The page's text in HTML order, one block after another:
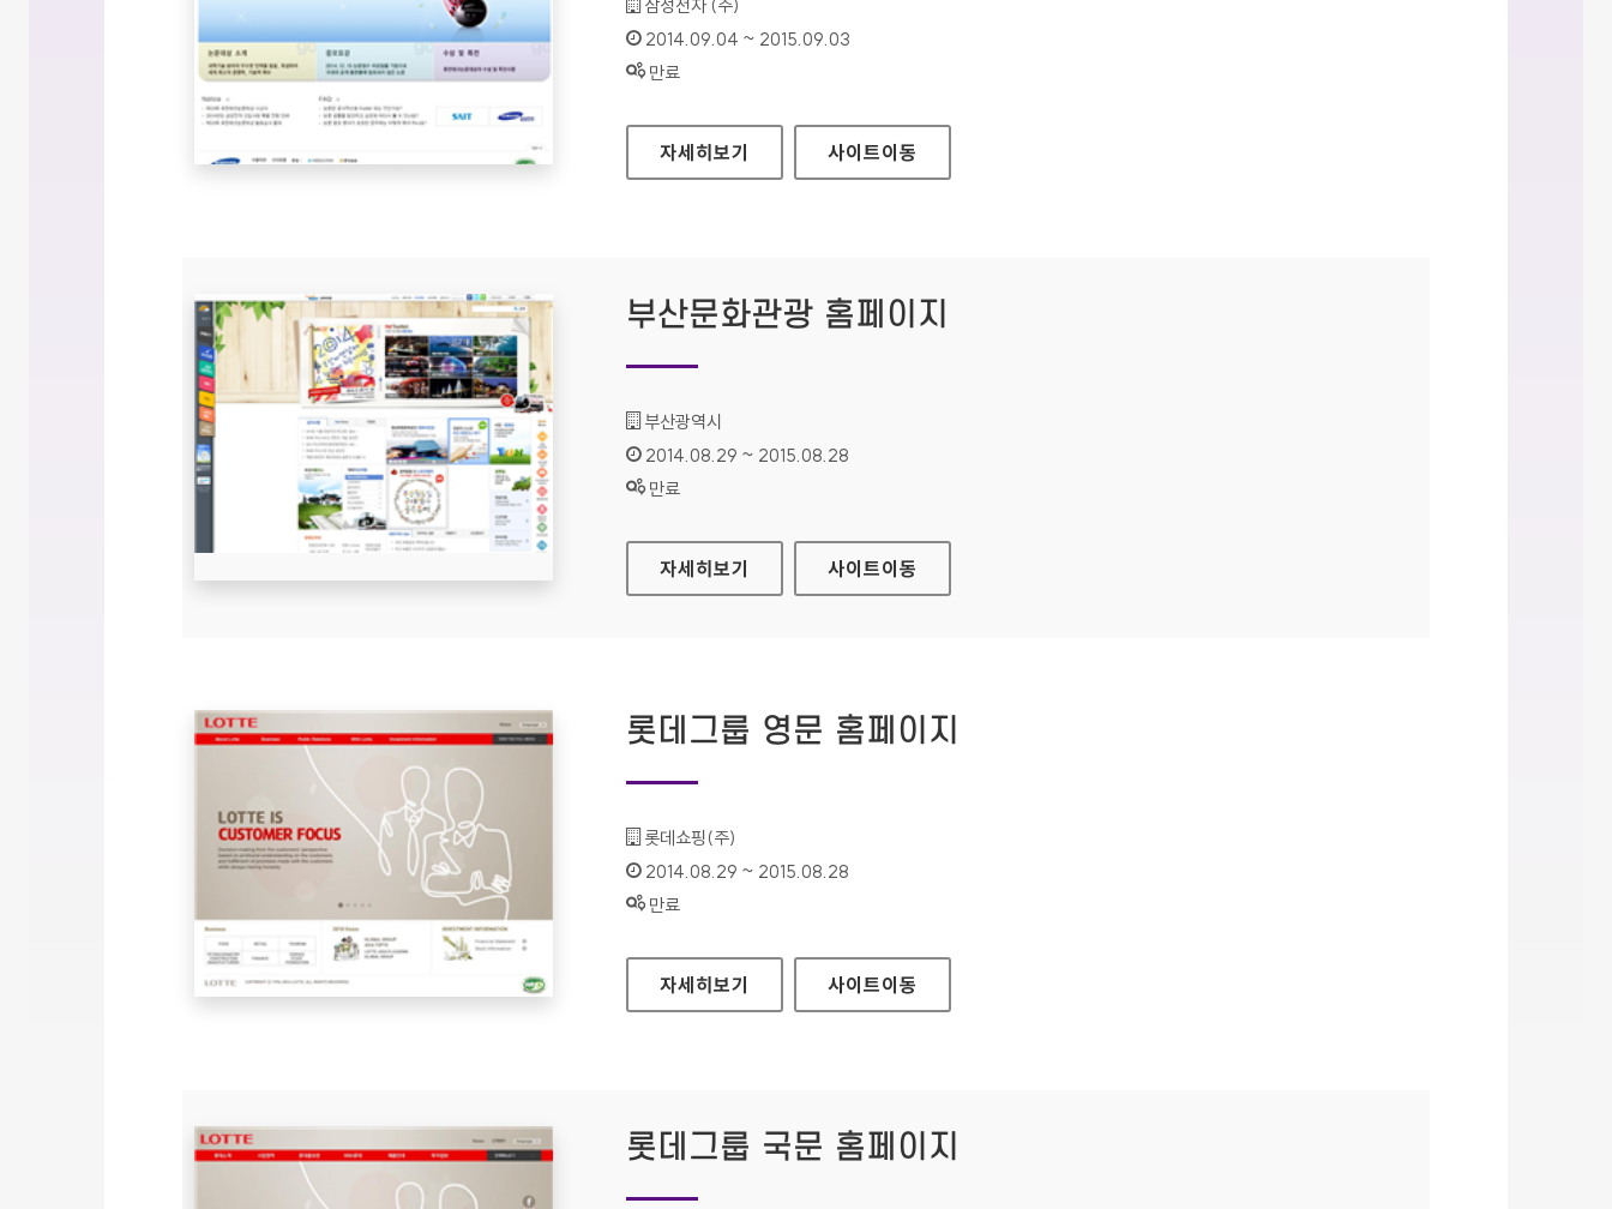
삼성전자 (주)
인증기간 :
2014.09.04 ~ 2015.09.03
상태 :
만료
휴먼테크논문대상 홈페이지
자세히보기 사이트이동
부산문화관광 홈페이지
기관명 :
부산광역시
인증기간 :
2014.08.29 ~ 2015.08.28
상태 :
만료
부산문화관광 홈페이지
자세히보기 사이트이동
롯데그룹 영문 홈페이지
기관명 :
롯데쇼핑(주)
인증기간 :
2014.08.29 ~ 2015.08.28
상태 :
만료
롯데그룹 영문 홈페이지
자세히보기 사이트이동
롯데그룹 국문 홈페이지